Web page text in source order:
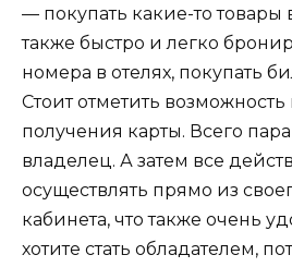
— покупать какие-то товары
также быстро и легко
номера в отелях, покупать
Стоит отметить
получения карты. Всего
владелец. А затем все
осуществлять прямо из
кабинета, что также очень
хотите стать обладателем,